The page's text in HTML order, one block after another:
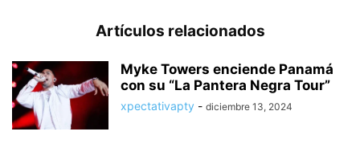
Artículos relacionados
Myke Towers enciende Panamá
con su “La Pantera Negra Tour”
xpectativapty - diciembre 13, 2024